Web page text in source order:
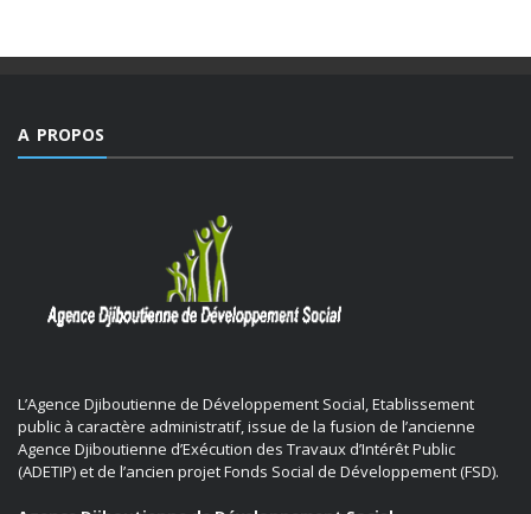
A PROPOS
L’Agence Djiboutienne de Développement Social, Etablissement
public à caractère administratif, issue de la fusion de l’ancienne
Agence Djiboutienne d’Exécution des Travaux d’Intérêt Public
(ADETIP) et de l’ancien projet Fonds Social de Développement (FSD).